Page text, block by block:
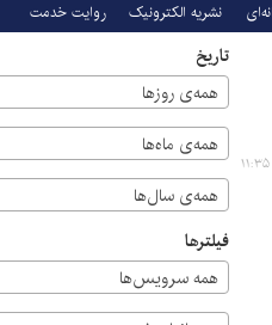
نشریه الکترونیک روایت خدمت
تاریخ
همه‌ی روزها
همه‌ی ماه‌ها
همه‌ی سال‌ها
فیلترها
همه سرویس‌ها